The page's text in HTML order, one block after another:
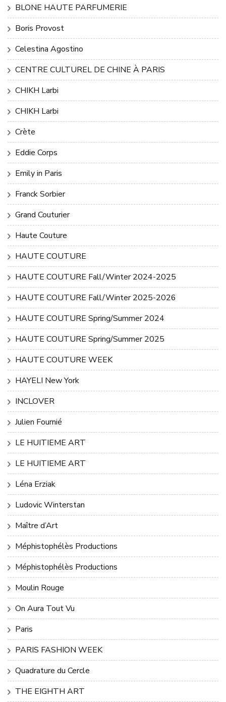
BLONE HAUTE PARFUMERIE
Boris Provost
Celestina Agostino
CENTRE CULTUREL DE CHINE À PARIS
CHIKH Larbi
CHIKH Larbi
Crète
Eddie Corps
Emily in Paris
Franck Sorbier
Grand Couturier
Haute Couture
HAUTE COUTURE
HAUTE COUTURE Fall/Winter 2024-2025
HAUTE COUTURE Fall/Winter 2025-2026
HAUTE COUTURE Spring/Summer 2024
HAUTE COUTURE Spring/Summer 2025
HAUTE COUTURE WEEK
HAYELI New York
INCLOVER
Julien Fournié
LE HUITIEME ART
LE HUITIEME ART
Léna Erziak
Ludovic Winterstan
Maître d’Art
Méphistophélès Productions
Méphistophélès Productions
Moulin Rouge
On Aura Tout Vu
Paris
PARIS FASHION WEEK
Quadrature du Cercle
THE EIGHTH ART